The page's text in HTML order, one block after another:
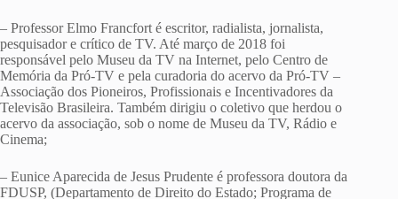
– Professor Elmo Francfort é escritor, radialista, jornalista,
pesquisador e crítico de TV. Até março de 2018 foi
responsável pelo Museu da TV na Internet, pelo Centro de
Memória da Pró-TV e pela curadoria do acervo da Pró-TV –
Associação dos Pioneiros, Profissionais e Incentivadores da
Televisão Brasileira. Também dirigiu o coletivo que herdou o
acervo da associação, sob o nome de Museu da TV, Rádio e
Cinema;
– Eunice Aparecida de Jesus Prudente é professora doutora da
FDUSP, (Departamento de Direito do Estado; Programa de